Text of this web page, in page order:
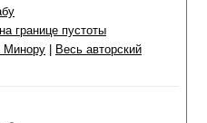
границе пустоты
Минору
Весь авторский